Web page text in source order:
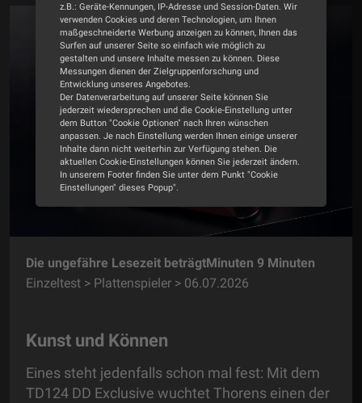
Die ungefähre Lesezeit beträgtMinuten 9 Minuten
Einzeltest > Plattenspieler > 06.07.2026
Kunst und Können
Eines steht jedenfalls schon mal fest: Mit dem
TD124 DD Exclusive wuchtet Thorens einen der
z.B.: Geräte-Kennungen, IP-Adresse und Session-Daten. Wir
verwenden Cookies und deren Technologien, um Ihnen
maßgeschneiderte Werbung anzeigen zu können, Ihnen das
Surfen auf unserer Seite so einfach wie möglich zu
gestalten und unsere Inhalte messen zu können. Diese
Messungen dienen der Zielgruppenforschung und
Entwicklung unseres Angebotes.
Der Datenverarbeitung auf unserer Seite können Sie
jederzeit wiedersprechen und die Cookie-Einstellung unter
dem Button "Cookie Optionen" nach Ihren wünschen
anpassen. Je nach Einstellung werden Ihnen einige unserer
Inhalte dann nicht weiterhin zur Verfügung stehen. Die
aktuellen Cookie-Einstellungen können Sie jederzeit ändern.
In unserem Footer finden Sie unter dem Punkt "Cookie
Einstellungen" dieses Popup".
Alle Cookies akzeptieren